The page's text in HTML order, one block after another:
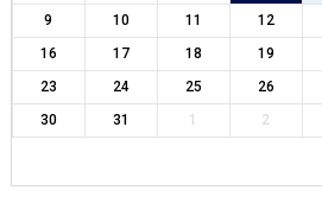
9
10 11 12
16
17 18 19
23
24 25 26
30
31 1 2